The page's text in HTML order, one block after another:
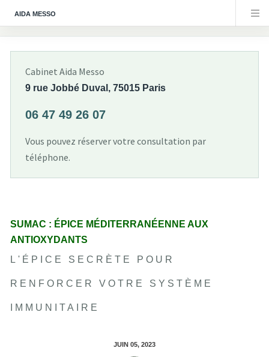
AIDA MESSO
Cabinet Aida Messo
9 rue Jobbé Duval, 75015 Paris
06 47 49 26 07
Vous pouvez réserver votre consultation par
téléphone.
SUMAC : ÉPICE MÉDITERRANÉENNE AUX
ANTIOXYDANTS
L'ÉPICE SECRÈTE POUR
RENFORCER VOTRE SYSTÈME
IMMUNITAIRE
JUIN 05, 2023